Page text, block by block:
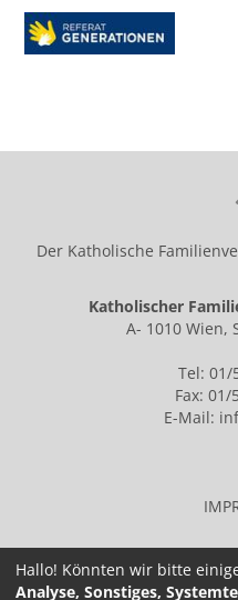
Der Katholische
Katholischer
A- 1010 Wien,
Tel: 01/
Fax: 01/
E-Mail:
Hallo! Könnten wir bitte
Analyse, Sonstiges,